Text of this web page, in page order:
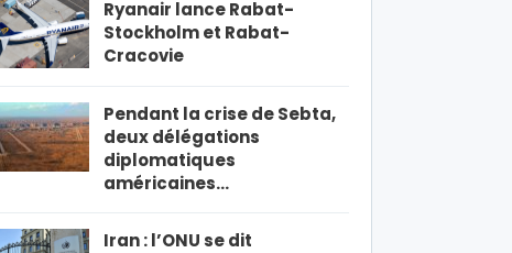
Ryanair lance Rabat-
Stockholm et Rabat-
Cracovie
Pendant la crise de Sebta,
deux délégations
diplomatiques
américaines…
Iran : l’ONU se dit